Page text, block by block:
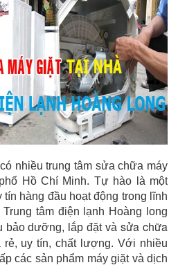
nhiều trung tâm sửa chữa máy
Hồ Chí Minh. Tự hào là một
tín hàng đầu hoạt động trong lĩnh
tâm điện lạnh Hoàng long
bảo dưỡng, lắp đặt vàsửa chữa
rẻ, uy tín, chất lượng. Với nhiều
các sản phẩm máy giặt và dịch